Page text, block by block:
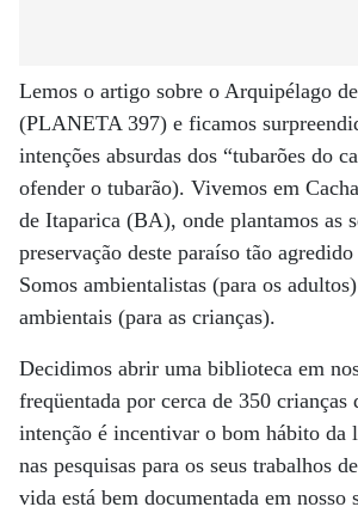
Lemos o artigo sobre o Arquipélago
(PLANETA 397) e ficamos
intenções absurdas dos “tubarões do
ofender o tubarão). Vivemos em
de Itaparica (BA), onde plantamos as
preservação deste paraíso tão
Somos ambientalistas (para os
ambientais (para as crianças).
Decidimos abrir uma biblioteca em
freqüentada por cerca de 350 crianças
intenção é incentivar o bom hábito da
nas pesquisas para os seus trabalhos
vida está bem documentada em nosso